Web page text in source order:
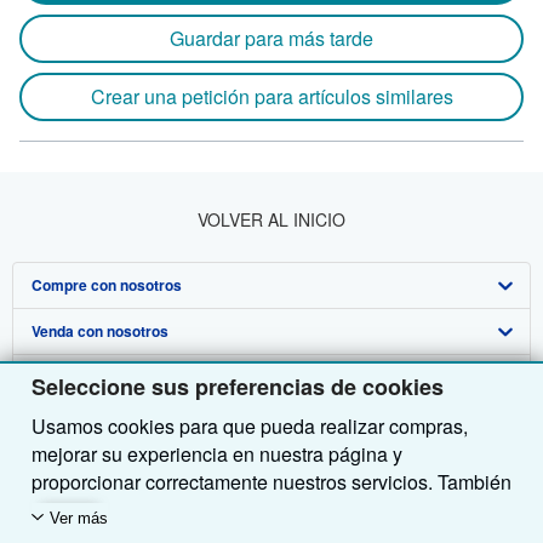
Seleccione sus preferencias de cookies
Usamos cookies para que pueda realizar compras,
mejorar su experiencia en nuestra página y
proporcionar correctamente nuestros servicios. También
utilizamos cookies para comprender el modo en que los
Ver más
Guardar para más tarde
Crear una petición para artículos similares
VOLVER AL INICIO
Compre con nosotros
Búsqueda avanzada
Colecciones
Mi cuenta
Mis pedidos
Ver carrito
Venda con nosotros
Comenzar a vender
Únase a nuestro programa de afiliados
Recomiende un vendedor
Sobre nosotros
Sobre IberLibro
Medios
Empleo
Obtener Ayuda
Preguntas frecuentes y guías
Atención al Cliente
Otras compañías de AbeBooks
AbeBooks.com
Siga a IberLibro